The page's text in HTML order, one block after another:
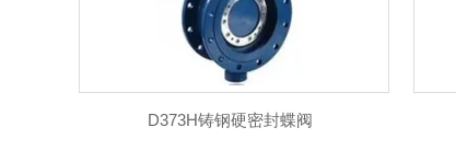
D373H铸钢硬密封蝶阀